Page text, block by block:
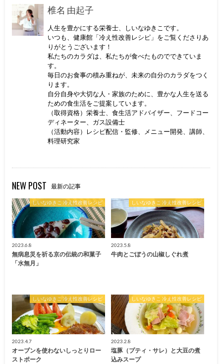
椎名 由起子
人生を豊かにする栄養士、しいなゆきこです。
いつも、健康館「冷え性改善レシピ」をご覧くださりあ
りがとうございます！
私たちのカラダは、私たちが食べたものでできていま
す。
毎日のお食事の積み重ねが、未来の自分のカラダをつく
ります。
自分自身や大切な人・家族のために、豊かな人生を送る
ための食生活をご提案しています。
（取得資格）栄養士、食生活アドバイザー、フードコー
ディネーター、ガス設備士
（活動内容）レシピ配信・監修、メニュー開発、講師、
料理研究家
NEW POST 最新の記事
しいなゆきこ 冷え性改善レシピ
2023.6.8
無病息災を祈る京の伝統の和菓子
「水無月」
しいなゆきこ 冷え性改善レシピ
2023.5.8
牛肉とごぼうの山椒しぐれ煮
しいなゆきこ 冷え性改善レシピ
2023.4.7
オーブンを使わないしっとりロー
ストポーク
しいなゆきこ 冷え性改善レシピ
2023.2.8
塩豚（プティ・サレ）と大豆の煮
込みスープ